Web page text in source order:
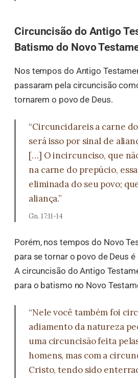
Circuncisão do Antigo
Batismo do Novo
Nos tempos do Antigo
passaram pela circuncisão
tornarem o povo de Deus.
“Circuncidareis a carne
será isso por sinal de
[…] O incircunciso, que
na carne do prepúcio,
eliminada do seu povo;
aliança.”
Gn. 17:11-14
Porém, nos tempos do Novo
para se tornar o povo de Deus
A circuncisão do Antigo
para o batismo no Novo
“Nele você também foi
adiamento da natureza
uma circuncisão feita
homens, mas com a
Cristo, tendo sido